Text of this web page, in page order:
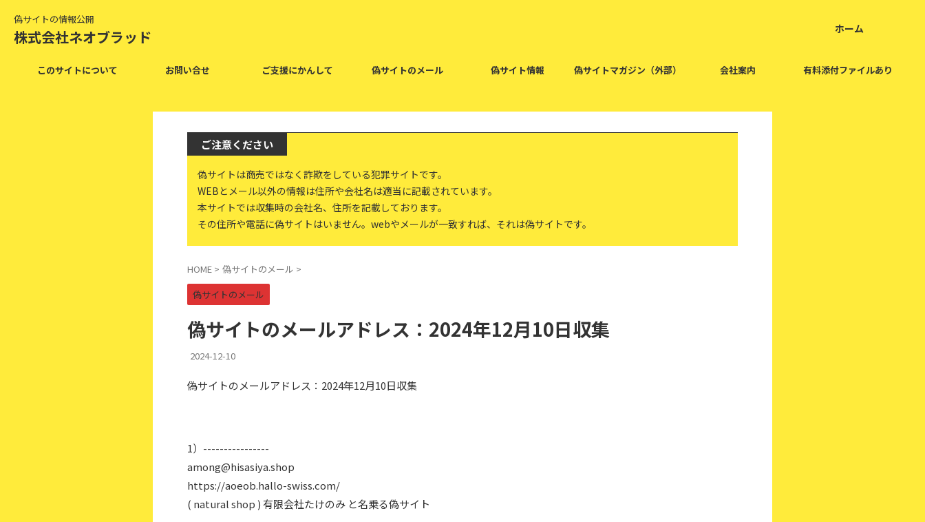
偽サイトの情報公開
株式会社ネオブラッド ホーム
このサイトについて お問い合せ ご支援にかんして 偽サイトのメール 偽サイト情報 偽サイトマガジン（外部） 会社案内 有料添付ファイルあり
ご注意ください
偽サイトは商売ではなく詐欺をしている犯罪サイトです。
WEBとメール以外の情報は住所や会社名は適当に記載されています。
本サイトでは収集時の会社名、住所を記載しております。
その住所や電話に偽サイトはいません。webやメールが一致すれば、それは偽サイトです。
HOME > 偽サイトのメール >
偽サイトのメール
偽サイトのメールアドレス：2024年12月10日収集
2024-12-10
偽サイトのメールアドレス：2024年12月10日収集
1）----------------
among@hisasiya.shop
https://aoeob.hallo-swiss.com/
( natural shop ) 有限会社たけのみ と名乗る偽サイト